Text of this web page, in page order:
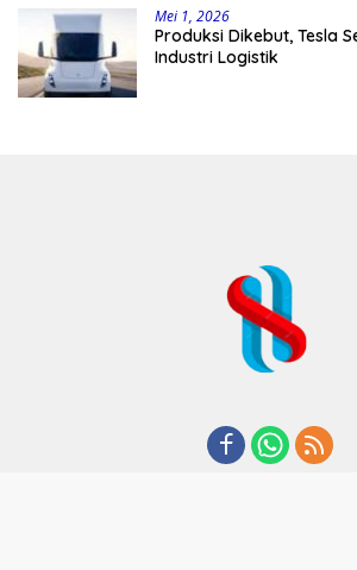
Mei 1, 2026
Produksi Dikebut, Tesla
Industri Logistik